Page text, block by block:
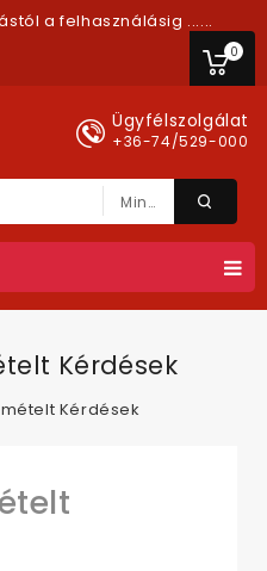
a felhasználásig ......
0
Ügyfélszolgálat
+36-74/529-000
Minden Kategória
Kérdések
Kérdések